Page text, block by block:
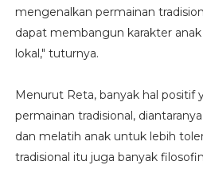
mengenalkan permainan
dapat membangun karakter
lokal," tuturnya.
Menurut Reta, banyak hal positif
permainan tradisional,
dan melatih anak untuk lebih
tradisional itu juga banyak